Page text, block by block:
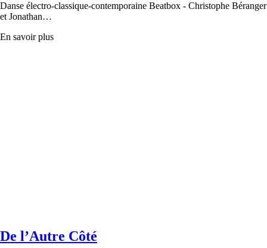
Danse électro-classique-contemporaine Beatbox - Christophe Béranger
et Jonathan…
En savoir plus
De l’Autre Côté